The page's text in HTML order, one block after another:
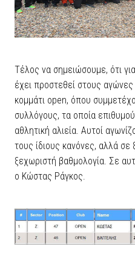
Τέλος να σημειώσουμε, ότι
έχει προστεθεί στους
κομμάτι open, όπου
συλλόγους, τα οποία
αθλητική αλιεία. Αυτοί
τους ίδιους κανόνες, αλλά σε
ξεχωριστή βαθμολογία. Σε
ο Κώστας Ράγκος.